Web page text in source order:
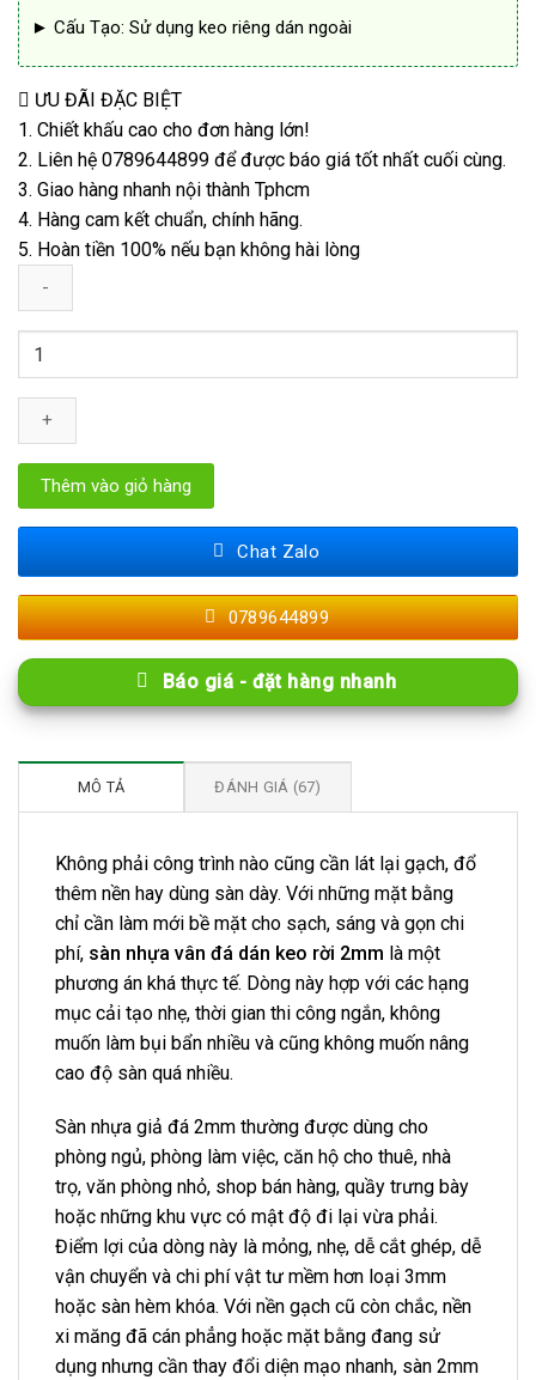
► Cấu Tạo: Sử dụng keo riêng dán ngoài
ƯU ĐÃI ĐẶC BIỆT
1. Chiết khấu cao cho đơn hàng lớn!
2. Liên hệ 0789644899 để được báo giá tốt nhất cuối cùng.
3. Giao hàng nhanh nội thành Tphcm
4. Hàng cam kết chuẩn, chính hãng.
5. Hoàn tiền 100% nếu bạn không hài lòng
Sàn
Vân
Keo
Rời
số
lượng
Thêm vào giỏ hàng
Chat Zalo
0789644899
Báo giá - đặt hàng nhanh
MÔ TẢ ĐÁNH GIÁ (67)
Không phải công trình nào cũng cần lát lại gạch, đổ
thêm nền hay dùng sàn dày. Với những mặt bằng
chỉ cần làm mới bề mặt cho sạch, sáng và gọn chi
phí, sàn nhựa vân đá dán keo rời 2mm là một
phương án khá thực tế. Dòng này hợp với các hạng
mục cải tạo nhẹ, thời gian thi công ngắn, không
muốn làm bụi bẩn nhiều và cũng không muốn nâng
cao độ sàn quá nhiều.
Sàn nhựa giả đá 2mm thường được dùng cho
phòng ngủ, phòng làm việc, căn hộ cho thuê, nhà
trọ, văn phòng nhỏ, shop bán hàng, quầy trưng bày
hoặc những khu vực có mật độ đi lại vừa phải.
Điểm lợi của dòng này là mỏng, nhẹ, dễ cắt ghép, dễ
vận chuyển và chi phí vật tư mềm hơn loại 3mm
hoặc sàn hèm khóa. Với nền gạch cũ còn chắc, nền
xi măng đã cán phẳng hoặc mặt bằng đang sử
dụng nhưng cần thay đổi diện mạo nhanh, sàn 2mm